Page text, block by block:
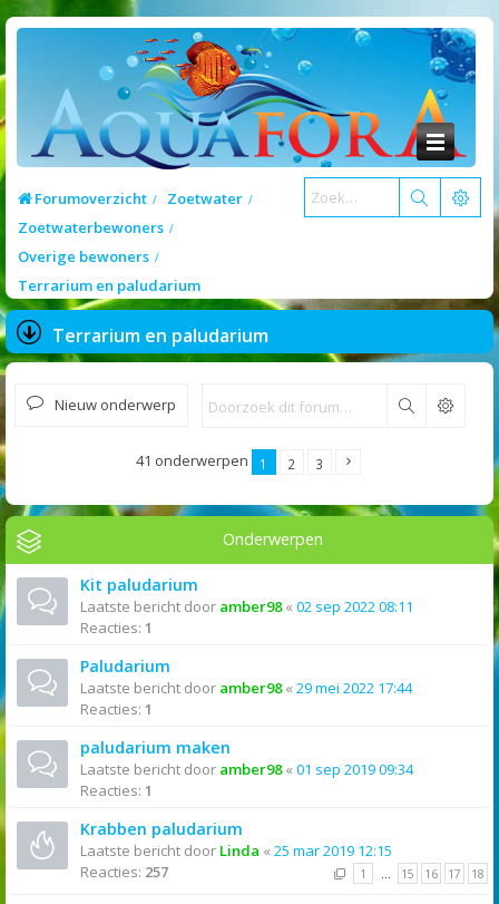
Forumoverzicht
Zoetwater
Zoetwaterbewoners
Overige bewoners
Terrarium en paludarium
Terrarium en paludarium
Nieuw onderwerp Zoek
41 onderwerpen 1 2 3
Onderwerpen
Kit paludarium
Laatste bericht door amber98« 02 sep 2022 08:11
Reacties: 1
Paludarium
Laatste bericht door amber98« 29 mei 2022 17:44
Reacties: 1
paludarium maken
Laatste bericht door amber98« 01 sep 2019 09:34
Reacties: 1
Krabben paludarium
Laatste bericht door Linda « 25 mar 2019 12:15
Reacties: 257 1 … 15 16 17 18